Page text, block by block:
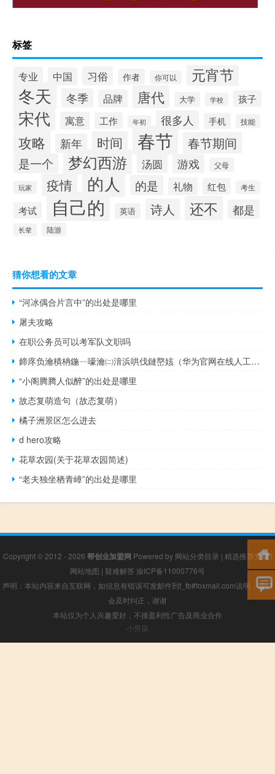
标签
专业 中国 习俗 作者 你可以 元宵节
冬天 冬季 品牌 唐代 大学 学校 孩子
宋代 寓意 工作 年初 很多人 手机 技能
攻略 新年 时间 春节 春节期间
是一个 梦幻西游 汤圆 游戏 父母
玩家 疫情 的人 的是 礼物 红包 考生
考试 自己的 英语 诗人 还不 都是
长辈 陆游
猜你想看的文章
“河冰偶合片言中”的出处是哪里
屠夫攻略
在职公务员可以考军队文职吗
鍗庝负瀹樻柟鍦ㄧ嚎瀹㈡湇浜哄伐鏈嶅姟（华为官网在线人工客服(华为手机客服官网人工客服)）
“小阁腾腾人似醉”的出处是哪里
故态复萌造句（故态复萌）
橘子洲景区怎么进去
d hero攻略
花草农园(关于花草农园简述)
“老夫独坐栖青嶂”的出处是哪里
Copyright © 2012 - 2026 帮创业加盟网 Powered by 网站分类目录 | 精选推荐文章|
网站地图 | 疑难解答 渝ICP备11000776号
声明：本站内容来自互联网，如信息有错误可发邮件到f_fb#foxmail.com说明，我们
会及时纠正，谢谢
本站仅为个人兴趣爱好，不接盈利性广告及商业合作
小男孩